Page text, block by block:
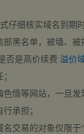
仔细核实域名到期
黑名单，被墙、
否是高价续费 溢价
情等网站，一旦
承担；
交易的对象仅限于